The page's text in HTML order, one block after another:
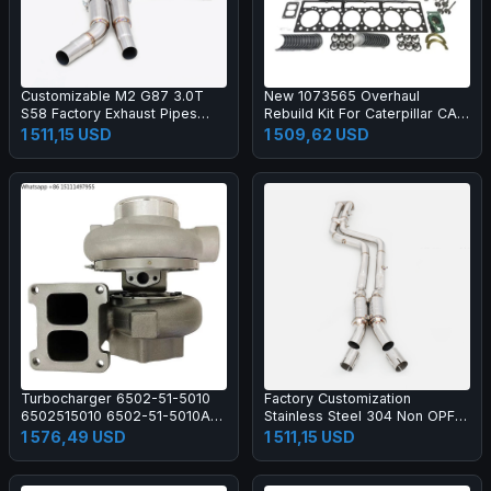
Customizable M2 G87 3.0T
S58 Factory Exhaust Pipes
304 Stainless Steel Midpipe
1 511,15 USD
New 1073565 Overhaul
Rebuild Kit For Caterpillar CAT
3306 3306C Engine R1300
1 509,62 USD
Turbocharger 6502-51-5010
6502515010 6502-51-5010A
for Komaaatsu 6D170 Engine
SAA6D170E Construction
1 576,49 USD
Factory Customization
Stainless Steel 304 Non OPF
Midpipe for X3M F97/X4M
F98 3.0T S58 Mirror Polished
1 511,15 USD